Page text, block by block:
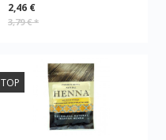
2,46 €
3,79 €*
TOP